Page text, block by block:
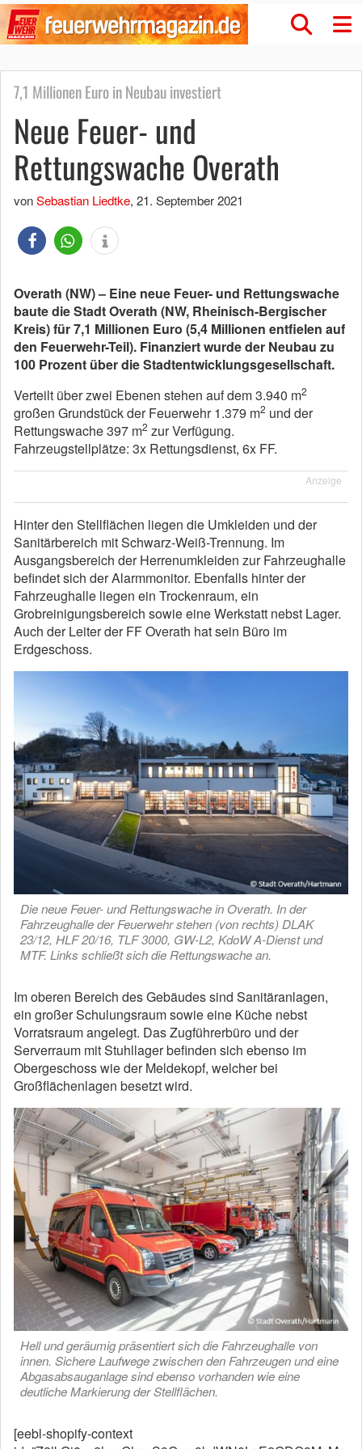
7,1 Millionen Euro in Neubau investiert
Neue Feuer- und
Rettungswache Overath
vonSebastian Liedtke, 21. September 2021
Overath (NW) – Eine neue Feuer- und Rettungswache
baute die Stadt Overath (NW, Rheinisch-Bergischer
Kreis) für 7,1 Millionen Euro (5,4 Millionen entfielen auf
den Feuerwehr-Teil). Finanziert wurde der Neubau zu
100 Prozent über die Stadtentwicklungsgesellschaft.
Verteilt über zwei Ebenen stehen auf dem 3.940 m2
großen Grundstück der Feuerwehr 1.379 m2 und der
Rettungswache 397 m2 zur Verfügung.
Fahrzeugstellplätze: 3x Rettungsdienst, 6x FF.
Anzeige
Hinter den Stellflächen liegen die Umkleiden und der
Sanitärbereich mit Schwarz-Weiß-Trennung. Im
Ausgangsbereich der Herrenumkleiden zur Fahrzeughalle
befindet sich der Alarmmonitor. Ebenfalls hinter der
Fahrzeughalle liegen ein Trockenraum, ein
Grobreinigungsbereich sowie eine Werkstatt nebst Lager.
Auch der Leiter der FF Overath hat sein Büro im
Erdgeschoss.
Die neue Feuer- und Rettungswache in Overath. In der
Fahrzeughalle der Feuerwehr stehen (von rechts) DLAK
23/12, HLF 20/16, TLF 3000, GW-L2, KdoW A-Dienst und
MTF. Links schließt sich die Rettungswache an.
Im oberen Bereich des Gebäudes sind Sanitäranlagen,
ein großer Schulungsraum sowie eine Küche nebst
Vorratsraum angelegt. Das Zugführerbüro und der
Serverraum mit Stuhllager befinden sich ebenso im
Obergeschoss wie der Meldekopf, welcher bei
Großflächenlagen besetzt wird.
Hell und geräumig präsentiert sich die Fahrzeughalle von
innen. Sichere Laufwege zwischen den Fahrzeugen und eine
Abgasabsauganlage sind ebenso vorhanden wie eine
deutliche Markierung der Stellflächen.
[eebl-shopify-context